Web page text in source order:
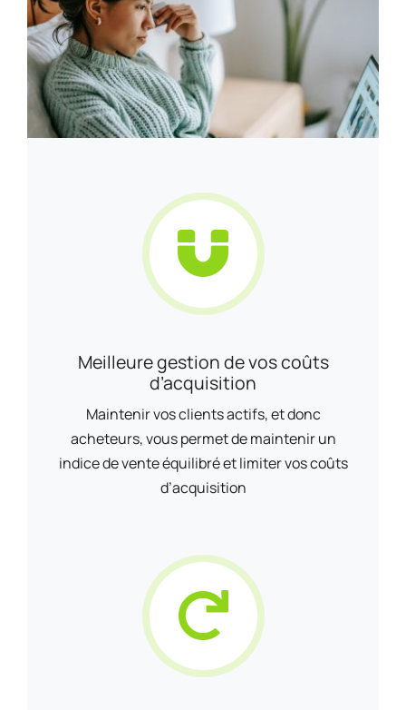
Meilleure gestion de vos coûts
d’acquisition
Maintenir vos clients actifs, et donc
acheteurs, vous permet de maintenir un
indice de vente équilibré et limiter vos coûts
d’acquisition